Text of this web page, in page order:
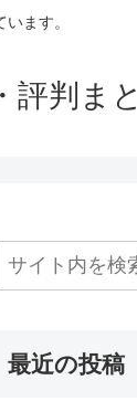
ます。
評判ま
最近の投稿